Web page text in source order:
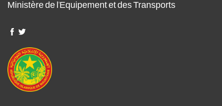
Ministère de l'Equipement et des Transports